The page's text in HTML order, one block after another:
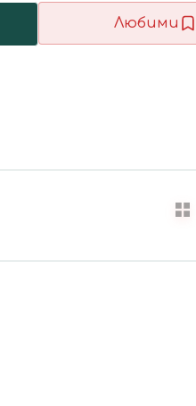
Любими